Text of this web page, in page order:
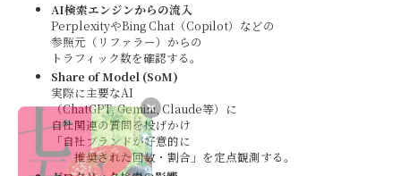
AI検索エンジンからの流入
PerplexityやBing Chat（Copilot）などの
参照元（リファラー）からの
トラフィック数を確認する。
Share of Model (SoM)
実際に主要なAI
（ChatGPT, Gemini, Claude等）に
自社関連の質問を投げかけ
「自社ブランドが好意的に
推奨された回数・割合」を定点観測する。